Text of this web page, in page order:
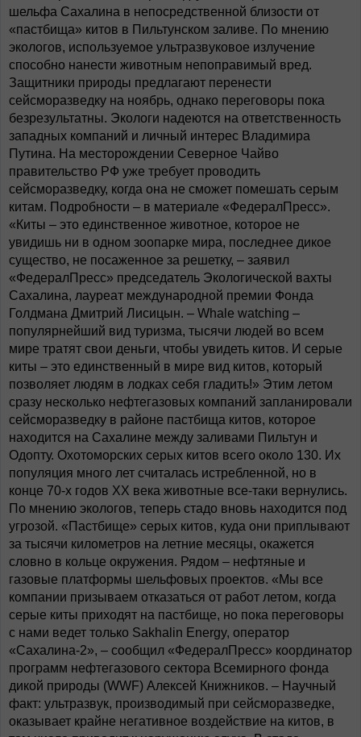
шельфа Сахалина в непосредственной близости от
«пастбища» китов в Пильтунском заливе. По мнению
экологов, используемое ультразвуковое излучение
способно нанести животным непоправимый вред.
Защитники природы предлагают перенести
сейсморазведку на ноябрь, однако переговоры пока
безрезультатны. Экологи надеются на ответственность
западных компаний и личный интерес Владимира
Путина. На месторождении Северное Чайво
правительство РФ уже требует проводить
сейсморазведку, когда она не сможет помешать серым
китам. Подробности – в материале «ФедералПресс».
«Киты – это единственное животное, которое не
увидишь ни в одном зоопарке мира, последнее дикое
существо, не посаженное за решетку, – заявил
«ФедералПресс» председатель Экологической вахты
Сахалина, лауреат международной премии Фонда
Голдмана Дмитрий Лисицын. – Whale watching –
популярнейший вид туризма, тысячи людей во всем
мире тратят свои деньги, чтобы увидеть китов. И серые
киты – это единственный в мире вид китов, который
позволяет людям в лодках себя гладить!» Этим летом
сразу несколько нефтегазовых компаний запланировали
сейсморазведку в районе пастбища китов, которое
находится на Сахалине между заливами Пильтун и
Одопту. Охотоморских серых китов всего около 130. Их
популяция много лет считалась истребленной, но в
конце 70-х годов XX века животные все-таки вернулись.
По мнению экологов, теперь стадо вновь находится под
угрозой. «Пастбище» серых китов, куда они приплывают
за тысячи километров на летние месяцы, окажется
словно в кольце окружения. Рядом – нефтяные и
газовые платформы шельфовых проектов. «Мы все
компании призываем отказаться от работ летом, когда
серые киты приходят на пастбище, но пока переговоры
с нами ведет только Sakhalin Energy, оператор
«Сахалина-2», – сообщил «ФедералПресс» координатор
программ нефтегазового сектора Всемирного фонда
дикой природы (WWF) Алексей Книжников. – Научный
факт: ультразвук, производимый при сейсморазведке,
оказывает крайне негативное воздействие на китов, в